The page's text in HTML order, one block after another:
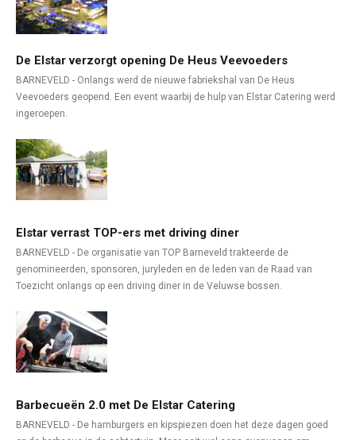
De Elstar verzorgt opening De Heus Veevoeders
BARNEVELD - Onlangs werd de nieuwe fabriekshal van De Heus
Veevoeders geopend. Een event waarbij de hulp van Elstar Catering werd
ingeroepen.
Elstar verrast TOP-ers met driving diner
BARNEVELD - De organisatie van TOP Barneveld trakteerde de
genomineerden, sponsoren, juryleden en de leden van de Raad van
Toezicht onlangs op een driving diner in de Veluwse bossen.
Barbecueën 2.0 met De Elstar Catering
BARNEVELD - De hamburgers en kipspiezen doen het deze dagen goed